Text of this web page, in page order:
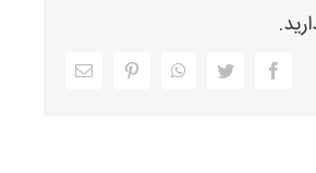
Facebook
Twitter
WhatsApp
Pinterestایمیل